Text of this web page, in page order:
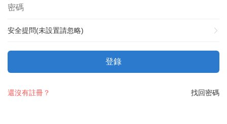
安全提問(未設置請忽略)
登錄
找回密碼
還沒有註冊？